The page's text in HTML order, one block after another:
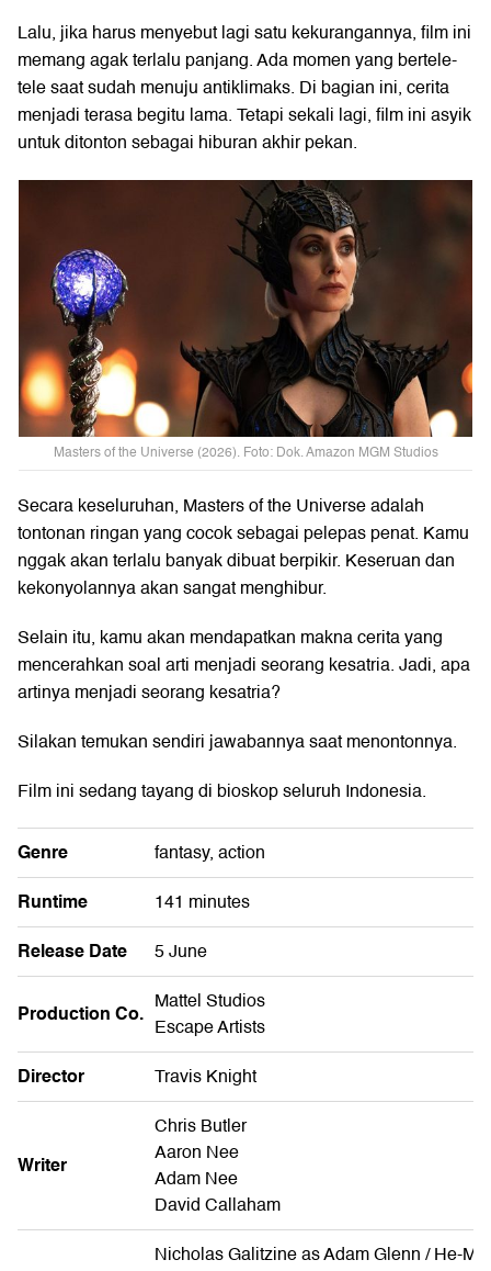
Lalu, jika harus menyebut lagi satu kekurangannya, film ini
memang agak terlalu panjang. Ada momen yang bertele-
tele saat sudah menuju antiklimaks. Di bagian ini, cerita
menjadi terasa begitu lama. Tetapi sekali lagi, film ini asyik
untuk ditonton sebagai hiburan akhir pekan.
Masters of the Universe (2026). Foto: Dok. Amazon MGM Studios
Secara keseluruhan, Masters of the Universe adalah
tontonan ringan yang cocok sebagai pelepas penat. Kamu
nggak akan terlalu banyak dibuat berpikir. Keseruan dan
kekonyolannya akan sangat menghibur.
Selain itu, kamu akan mendapatkan makna cerita yang
mencerahkan soal arti menjadi seorang kesatria. Jadi, apa
artinya menjadi seorang kesatria?
Silakan temukan sendiri jawabannya saat menontonnya.
Film ini sedang tayang di bioskop seluruh Indonesia.
Genre fantasy, action
Runtime 141 minutes
Release Date 5 June
Production Co. Mattel Studios
Escape Artists
Director Travis Knight
Writer
Chris Butler
Aaron Nee
Adam Nee
David Callaham
Nicholas Galitzine as Adam Glenn / He-